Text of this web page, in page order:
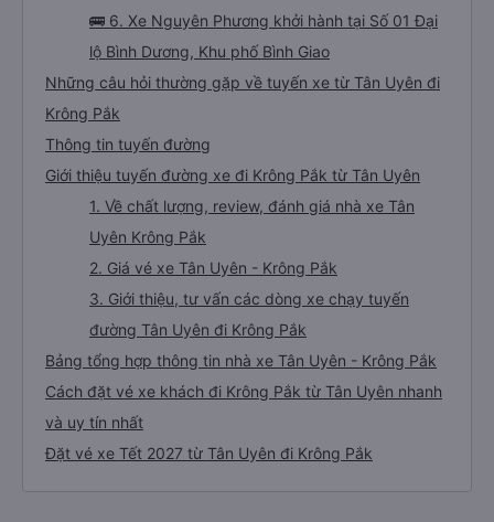
🚌 6. Xe Nguyên Phương khởi hành tại Số 01 Đại
lộ Bình Dương, Khu phố Bình Giao
Những câu hỏi thường gặp về tuyến xe từ Tân Uyên đi
Krông Pắk
Thông tin tuyến đường
Giới thiệu tuyến đường xe đi Krông Pắk từ Tân Uyên
1. Về chất lượng, review, đánh giá nhà xe Tân
Uyên Krông Pắk
2. Giá vé xe Tân Uyên - Krông Pắk
3. Giới thiệu, tư vấn các dòng xe chạy tuyến
đường Tân Uyên đi Krông Pắk
Bảng tổng hợp thông tin nhà xe Tân Uyên - Krông Pắk
Cách đặt vé xe khách đi Krông Pắk từ Tân Uyên nhanh
và uy tín nhất
Đặt vé xe Tết 2027 từ Tân Uyên đi Krông Pắk